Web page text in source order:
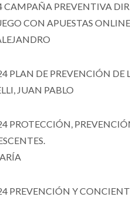
PREVENTIVA
CON APUESTAS
PLAN DE PREVENCIÓN DE
JUAN PABLO
PROTECCIÓN,
PREVENCIÓN Y